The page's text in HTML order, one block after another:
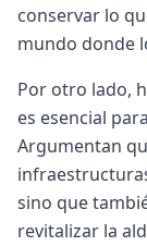
conservar lo
mundo donde
Por otro lado,
es esencial
Argumentan
sino que
revitalizar la